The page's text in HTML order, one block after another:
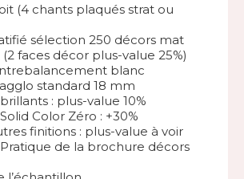
(4 chants plaqués strat ou
sélection 250 décors mat
(2 faces décor plus-value 25%)
blanc
standard 18 mm
: plus-value 10%
Color Zéro : +30%
finitions : plus-value à voir
de la brochure décors